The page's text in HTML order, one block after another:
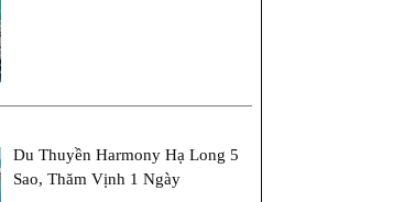
Du Thuyền Harmony Hạ Long 5
Sao, Thăm Vịnh 1 Ngày